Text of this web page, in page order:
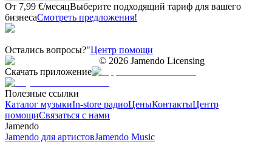
От 7,99 €/месяцВыберите подходящий тариф для вашего
бизнесаСмотреть предложения!
Остались вопросы?"Центр помощи
© 2026 Jamendo Licensing
Скачать приложение
Полезные ссылки
Каталог музыкиIn-store радиоЦеныКонтактыЦентр
помощиСвязаться с нами
Jamendo
Jamendo для артистовJamendo Music